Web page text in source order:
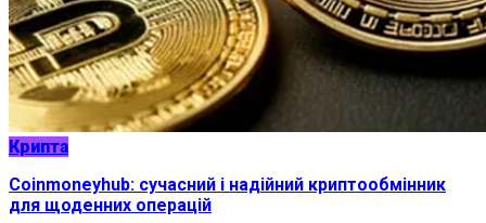
Крипта
Coinmoneyhub: сучасний і надійний криптообмінник
для щоденних операцій